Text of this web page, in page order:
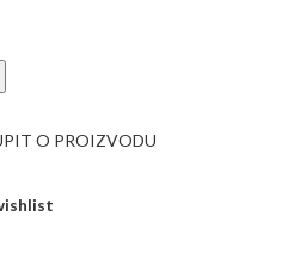
O PROIZVODU